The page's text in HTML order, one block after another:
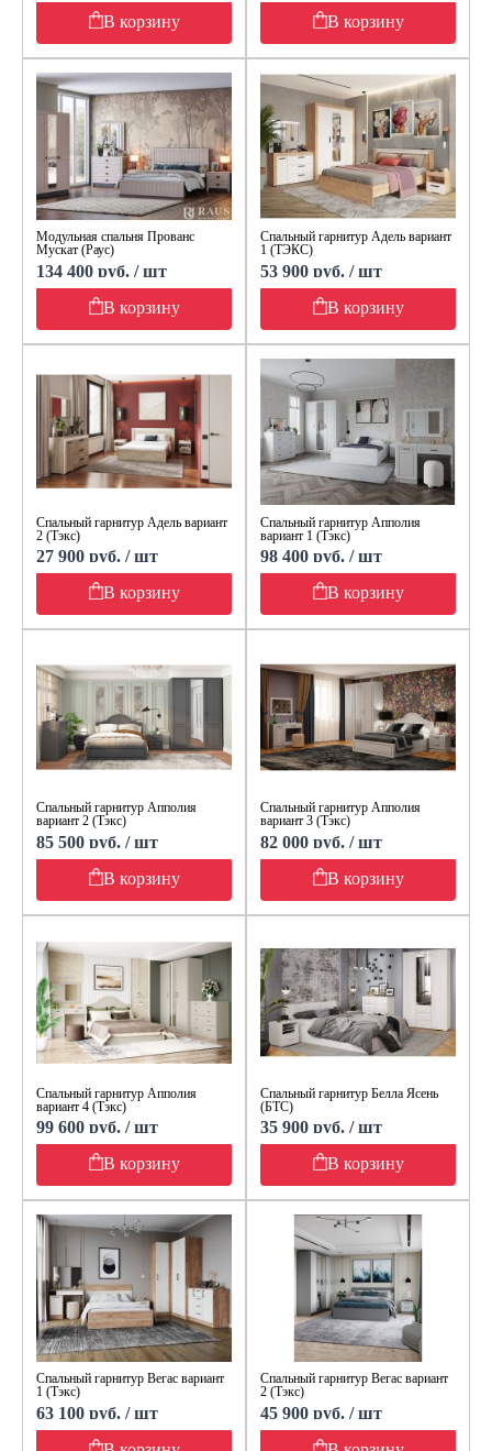
В корзину
В корзину
Модульная спальня Прованс
Мускат (Раус)
134 400 руб. / шт
В корзину
Спальный гарнитур Адель вариант
1 (ТЭКС)
53 900 руб. / шт
В корзину
Спальный гарнитур Адель вариант
2 (Тэкс)
27 900 руб. / шт
В корзину
Спальный гарнитур Апполия
вариант 1 (Тэкс)
98 400 руб. / шт
В корзину
Спальный гарнитур Апполия
вариант 2 (Тэкс)
85 500 руб. / шт
В корзину
Спальный гарнитур Апполия
вариант 3 (Тэкс)
82 000 руб. / шт
В корзину
Спальный гарнитур Апполия
вариант 4 (Тэкс)
99 600 руб. / шт
В корзину
Спальный гарнитур Белла Ясень
(БТС)
35 900 руб. / шт
В корзину
Спальный гарнитур Вегас вариант
1 (Тэкс)
63 100 руб. / шт
Спальный гарнитур Вегас вариант
2 (Тэкс)
45 900 руб. / шт